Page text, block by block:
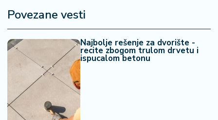
Povezane vesti
Najbolje rešenje za dvorište -
recite zbogom trulom drvetu i
ispucalom betonu